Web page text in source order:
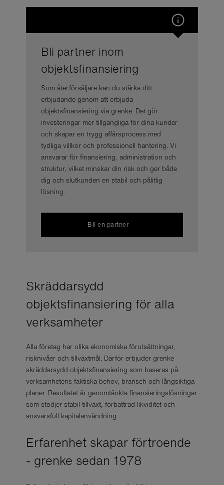
Bli partner inom
objektsfinansiering
Som återförsäljare kan du stärka ditt
erbjudande genom att erbjuda
objektsfinansiering via grenke. Det gör
investeringar mer tillgängliga för dina kunder
och skapar en trygg affärsprocess med
tydliga villkor och professionell hantering. Vi
ansvarar för finansiering, administration och
struktur, vilket minskar din risk och ger både
dig och slutkunden en stabil och pålitlig
lösning.
Bli en partner
Skräddarsydd
objektsfinansiering för alla
verksamheter
Alla företag har olika ekonomiska förutsättningar,
risknivåer och tillväxtmål. Därför erbjuder grenke
skräddarsydd objektsfinansiering som baseras på
verksamhetens faktiska behov, bransch och långsiktiga
planer. Resultatet är genomtänkta finansieringslösningar
som stödjer stabil tillväxt, förbättrad likviditet och
ansvarsfull kapitalanvändning.
Erfarenhet skapar förtroende
- grenke sedan 1978